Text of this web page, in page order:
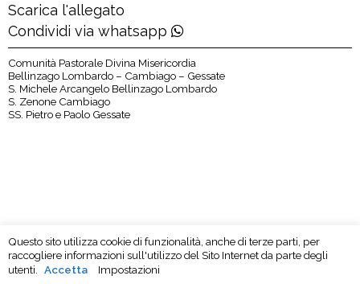
Scarica l'allegato
Condividi via whatsapp
Comunità Pastorale Divina Misericordia
Bellinzago Lombardo – Cambiago – Gessate
S. Michele Arcangelo Bellinzago Lombardo
S. Zenone Cambiago
SS. Pietro e Paolo Gessate
Questo sito utilizza cookie di funzionalità, anche di terze parti, per
raccogliere informazioni sull'utilizzo del Sito Internet da parte degli
utenti.
Accetta Impostazioni